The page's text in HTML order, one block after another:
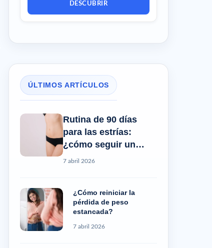
DESCUBRIR
ÚLTIMOS ARTÍCULOS
Rutina de 90 días
para las estrías:
¿cómo seguir un
progreso real?
7 abril 2026
¿Cómo reiniciar la
pérdida de peso
estancada?
7 abril 2026